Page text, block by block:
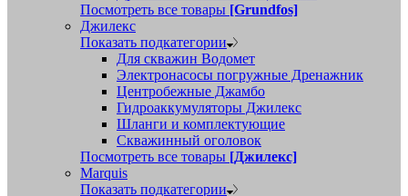
Посмотреть все товары [Grundfos]
Джилекс
Показать подкатегории
Для скважин Водомет
Электронасосы погружные Дренажник
Центробежные Джамбо
Гидроаккумуляторы Джилекс
Шланги и комплектующие
Скважинный оголовок
Посмотреть все товары [Джилекс]
Marquis
Показать подкатегории